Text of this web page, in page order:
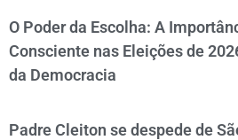
O Poder da Escolha: A
Consciente nas Eleições de
da Democracia
Padre Cleiton se despede de